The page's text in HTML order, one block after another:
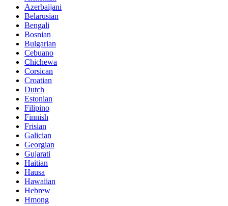
Azerbaijani
Belarusian
Bengali
Bosnian
Bulgarian
Cebuano
Chichewa
Corsican
Croatian
Dutch
Estonian
Filipino
Finnish
Frisian
Galician
Georgian
Gujarati
Haitian
Hausa
Hawaiian
Hebrew
Hmong